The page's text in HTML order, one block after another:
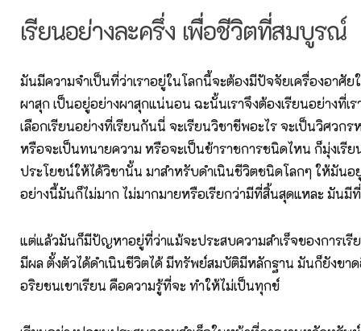
เรียนอย่างละครึ่ง เพื่อชีวิตที่สมบูรณ์
มันมีความจำเป็นที่ว่าเราอยู่ในโลกนี้จะต้องมีปัจจัยเครื่องอาศัย
ผาสุก เป็นอยู่อย่างผาสุกแน่นอน ฉะนั้นเราจึงต้องเรียนอย่างที่เร
เลือกเรียนอย่างที่เรียนกันนี่ จะเรียนวิชาชีพอะไร จะเป็นวิศวก
หรือจะเป็นทนายความ หรือจะเป็นข้าราชการชนิดไหน ก็มุ่งเรีย
ประโยชน์ให้ได้วิชานั้น มาสําหรับดําเนินชีวิตชนิดโลกๆ ให้มันอ
อย่างนี้มันก็ไม่มาก ไม่มากมายหรือเรียกว่ามีที่สิ้นสุดแหละ มันมี
แต่แล้วมันก็มีปัญหาอยู่ที่ว่าแม้จะประสบความสําเร็จของการเรี
มีผล ตั้งตัวได้ดําเนินชีวิตได้ มีทรัพย์สมบัติมีหลักฐาน มันก็ยังขา
อริยชนเขาเรียน คือความรู้ที่จะ ทําให้ไม่เป็นทุกข์